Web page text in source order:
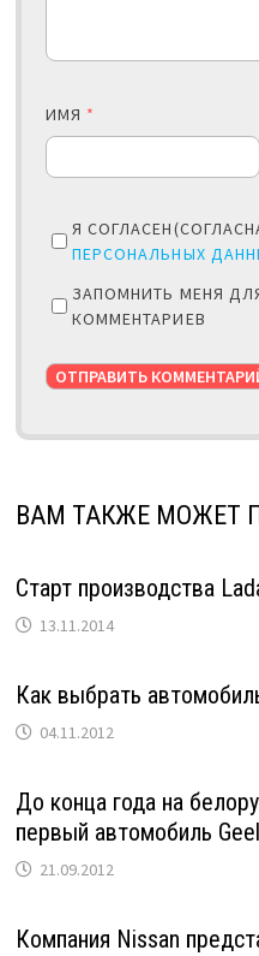
ИМЯ *
Я
ПЕРСОНАЛЬНЫХ
ЗАПОМНИТЬ МЕНЯ
КОММЕНТАРИЕВ
ВАМ ТАКЖЕ МОЖЕТ
Старт производства
13.11.2014
Как выбрать
04.11.2012
До конца года на
первый автомобиль
21.09.2012
Компания Nissan